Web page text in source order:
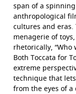
span of a
anthropological
cultures and eras.
menagerie of
rhetorically, “Who
Both Toccata for
extreme
technique that
from the eyes of a